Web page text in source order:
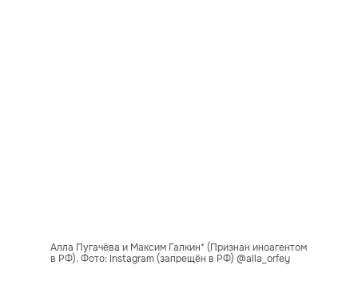
Алла Пугачёва и Максим Галкин* (Признан иноагентом
в РФ). Фото: Instagram (запрещён в РФ) @alla_orfey